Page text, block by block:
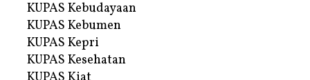
KUPAS Kebudayaan
KUPAS Kebumen
KUPAS Kepri
KUPAS Kesehatan